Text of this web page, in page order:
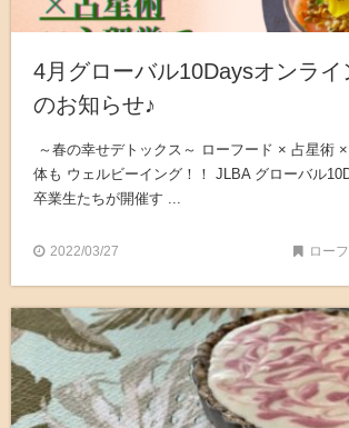
4月グローバル10Daysオンライ
のお知らせ♪
～春の幸せデトックス～ ローフード × 占星術
体も ウェルビーイング！！ JLBA グローバル
卒業生たちが開催す ...
2022/03/27 ロー